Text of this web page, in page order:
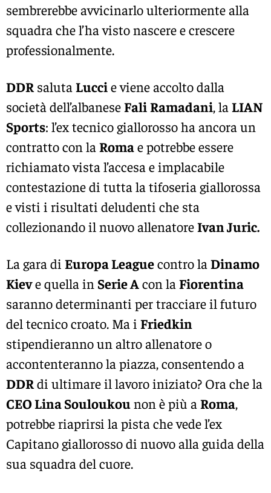
sembrerebbe avvicinarlo ulteriormente alla
squadra che l’ha visto nascere e crescere
professionalmente.
DDR saluta Luccie viene accolto dalla
società dell’albaneseFaliRamadani, la LIAN
Sports: l’ex tecnico giallorosso ha ancora un
contratto con la Romae potrebbe essere
richiamato vista l’accesa e implacabile
contestazione di tutta la tifoseria giallorossa
e visti i risultati deludenti che sta
collezionando il nuovo allenatoreIvan Juric.
La gara di Europa Leaguecontro la Dinamo
Kieve quella in Serie Acon la Fiorentina
saranno determinanti per tracciare il futuro
del tecnico croato. Ma i Friedkin
stipendieranno un altro allenatore o
accontenteranno la piazza, consentendo a
DDRdi ultimare il lavoro iniziato? Ora che la
CEO Lina Souloukounon è più a Roma,
potrebbe riaprirsi la pista che vede l’ex
Capitano giallorosso di nuovo alla guida della
sua squadra del cuore.